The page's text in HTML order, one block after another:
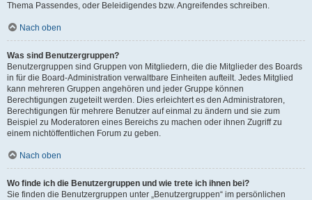
Thema Passendes, oder Beleidigendes bzw. Angreifendes schreiben.
Nach oben
Was sind Benutzergruppen?
Benutzergruppen sind Gruppen von Mitgliedern, die die Mitglieder des Boards
in für die Board-Administration verwaltbare Einheiten aufteilt. Jedes Mitglied
kann mehreren Gruppen angehören und jeder Gruppe können
Berechtigungen zugeteilt werden. Dies erleichtert es den Administratoren,
Berechtigungen für mehrere Benutzer auf einmal zu ändern und sie zum
Beispiel zu Moderatoren eines Bereichs zu machen oder ihnen Zugriff zu
einem nichtöffentlichen Forum zu geben.
Nach oben
Wo finde ich die Benutzergruppen und wie trete ich ihnen bei?
Sie finden die Benutzergruppen unter „Benutzergruppen“ im persönlichen